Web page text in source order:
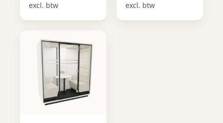
excl. btw excl. btw